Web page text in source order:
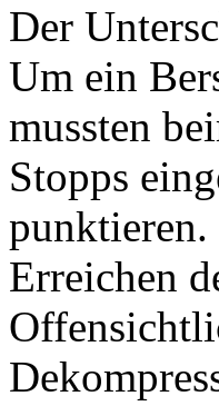
Der
Um ein
mussten
Stopps
punktieren.
Erreichen